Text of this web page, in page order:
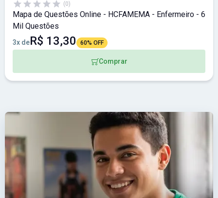
(0)
Mapa de Questões Online - HCFAMEMA - Enfermeiro - 6
Mil Questões
3x deR$ 13,30 60% OFF
Comprar